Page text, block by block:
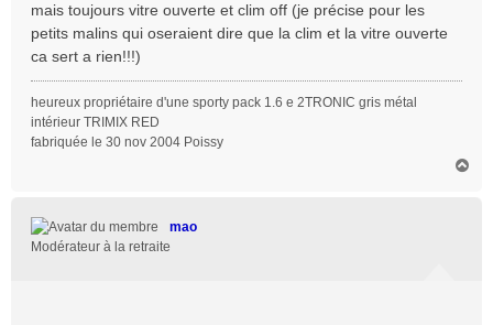
mais toujours vitre ouverte et clim off (je précise pour les
petits malins qui oseraient dire que la clim et la vitre ouverte
ca sert a rien!!!)
heureux propriétaire d'une sporty pack 1.6 e 2TRONIC gris métal
intérieur TRIMIX RED
fabriquée le 30 nov 2004 Poissy
mao
Modérateur à la retraite